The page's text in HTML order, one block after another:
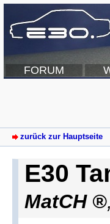
FORUM
zurück zur Hauptseite
E30
MatCH ,